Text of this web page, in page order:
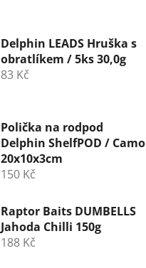
Delphin LEADS Hruška s
obratlíkem / 5ks 30,0g
83 Kč
Polička na rodpod
Delphin ShelfPOD / Camo
20x10x3cm
150 Kč
Raptor Baits DUMBELLS
Jahoda Chilli 150g
188 Kč